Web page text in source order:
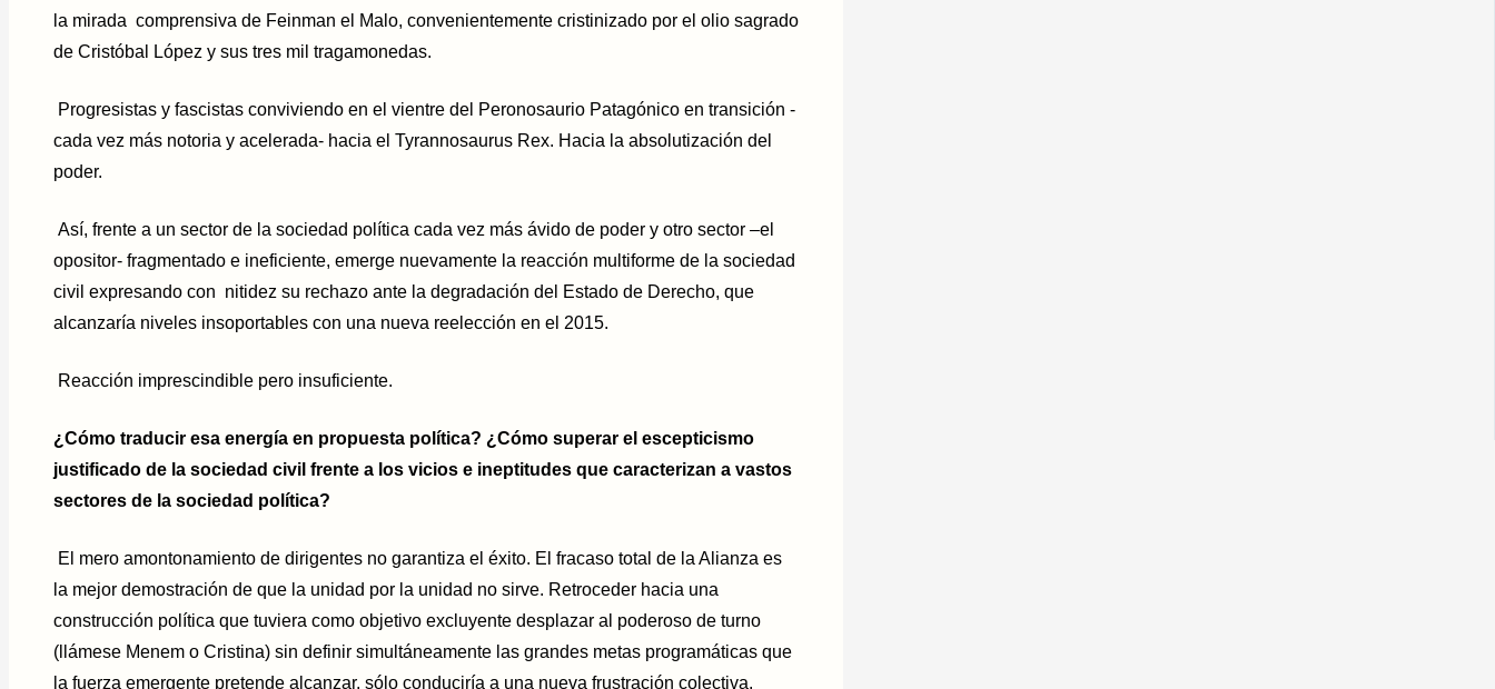
la mirada comprensiva de Feinman el Malo, convenientemente cristinizado por el olio sagrado
de Cristóbal López y sus tres mil tragamonedas.
Progresistas y fascistas conviviendo en el vientre del Peronosaurio Patagónico en transición -
cada vez más notoria y acelerada- hacia el Tyrannosaurus Rex. Hacia la absolutización del
poder.
Así, frente a un sector de la sociedad política cada vez más ávido de poder y otro sector –el
opositor- fragmentado e ineficiente, emerge nuevamente la reacción multiforme de la sociedad
civil expresando con nitidez su rechazo ante la degradación del Estado de Derecho, que
alcanzaría niveles insoportables con una nueva reelección en el 2015.
Reacción imprescindible pero insuficiente.
¿Cómo traducir esa energía en propuesta política? ¿Cómo superar el escepticismo
justificado de la sociedad civil frente a los vicios e ineptitudes que caracterizan a vastos
sectores de la sociedad política?
El mero amontonamiento de dirigentes no garantiza el éxito. El fracaso total de la Alianza es
la mejor demostración de que la unidad por la unidad no sirve. Retroceder hacia una
construcción política que tuviera como objetivo excluyente desplazar al poderoso de turno
(llámese Menem o Cristina) sin definir simultáneamente las grandes metas programáticas que
la fuerza emergente pretende alcanzar, sólo conduciría a una nueva frustración colectiva.